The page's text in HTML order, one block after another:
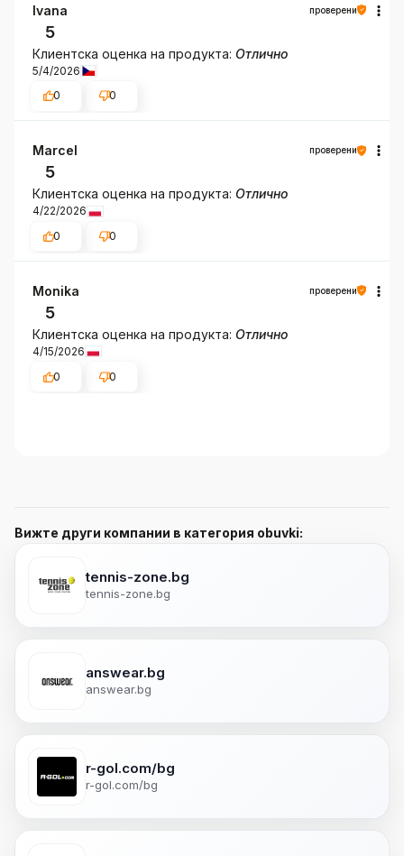
Ivana проверени
5
Клиентска оценка на продукта: Отлично
5/4/2026
0
0
Marcel проверени
5
Клиентска оценка на продукта: Отлично
4/22/2026
0
0
Monika проверени
5
Клиентска оценка на продукта: Отлично
4/15/2026
0
0
Вижте други компании в категория obuvki:
tennis-zone.bg
tennis-zone.bg
answear.bg
answear.bg
r-gol.com/bg
r-gol.com/bg